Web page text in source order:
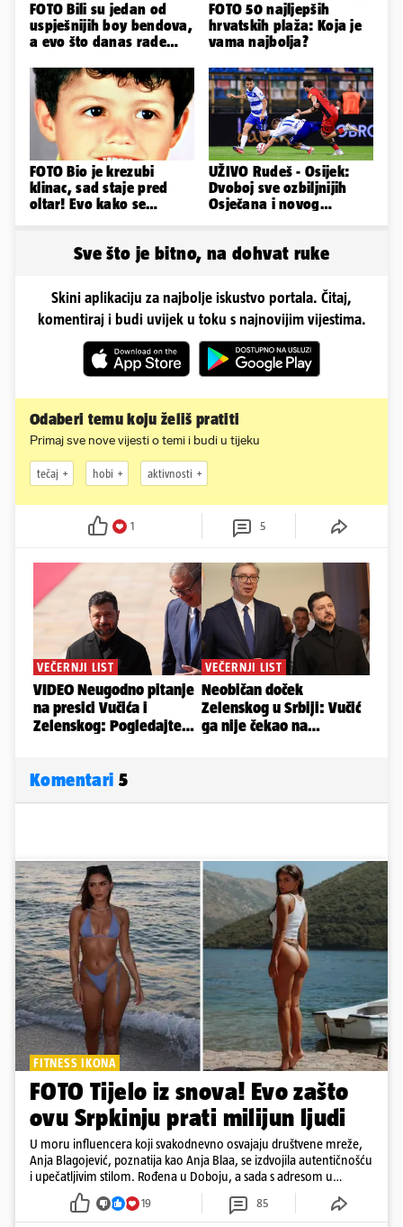
FOTO Bili su jedan od
uspješnijih boy bendova,
a evo što danas rade
FOTO 50 najljepših
hrvatskih plaža: Koja je
vama najbolja?
FOTO Bio je krezubi
klinac, sad staje pred
oltar! Evo kako se
UŽIVO Rudeš - Osijek:
Dvoboj sve ozbiljnijih
Osječana i novog
Sve što je bitno, na dohvat ruke
Skini aplikaciju za najbolje iskustvo portala. Čitaj,
komentiraj i budi uvijek u toku s najnovijim vijestima.
Odaberi temu koju želiš pratiti
Primaj sve nove vijesti o temi i budi u tijeku
tečaj hobi aktivnosti
1 5
Komentari 5
FITNESS IKONA
FOTO Tijelo iz snova! Evo zašto
ovu Srpkinju prati milijun ljudi
U moru influencera koji svakodnevno osvajaju društvene mreže,
Anja Blagojević, poznatija kao Anja Blaa, se izdvojila autentičnošću
i upečatljivim stilom. Rođena u Doboju, a sada s adresom u
Dubaiju, Anja je spoj glamura, discipline i mladenačke energije
19 85